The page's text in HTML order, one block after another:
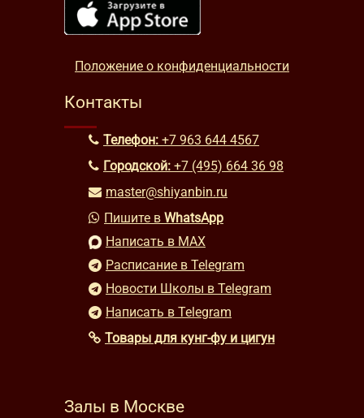
Положение о конфиденциальности
Контакты
Телефон: +7 963 644 4567
Городской: +7 (495) 664 36 98
master@shiyanbin.ru
Пишите в WhatsApp
Написать в MAX
Расписание в Telegram
Новости Школы в Telegram
Написать в Telegram
Товары для кунг-фу и цигун
Залы в Москве